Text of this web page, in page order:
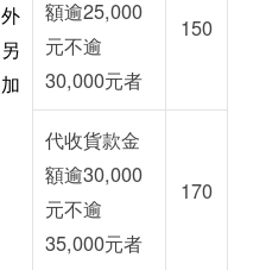
外
另
加
額逾25,000
元不逾
30,000元者
150
代收貨款金
額逾30,000
元不逾
35,000元者
170